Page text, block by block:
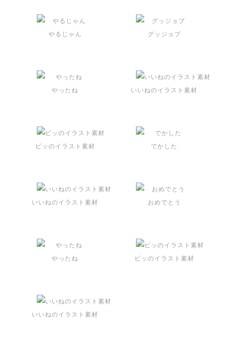
やるじゃん グッジョブ
やったね いいねのイラスト素材
ビッのイラスト素材 でかした
いいねのイラスト素材 おめでとう
やったね ビッのイラスト素材
いいねのイラスト素材